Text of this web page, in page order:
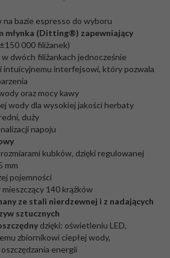
bazie espresso do wyboru
młynka (Ditting®) zapewniający
000 filiżanek)
dwóch filiżankach jednocześnie
intuicyjnemu interfejsowi, który pozwala
oraz mocy kawy
wody dla wysokiej jakości herbaty
duży
napoju
kubków, dzięki regulowanej
mm
pojemności
140 krążków
ze stali nierdzewnej i z nadających
sztucznych
dzięki: oświetleniu LED,
zbiornikowi ciepłej wody,
energii